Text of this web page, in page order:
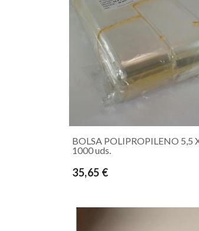
BOLSA POLIPROPILENO 5,5
1000 uds.
35,65 €